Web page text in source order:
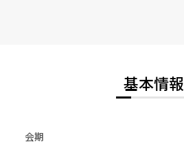
基本情報
会期